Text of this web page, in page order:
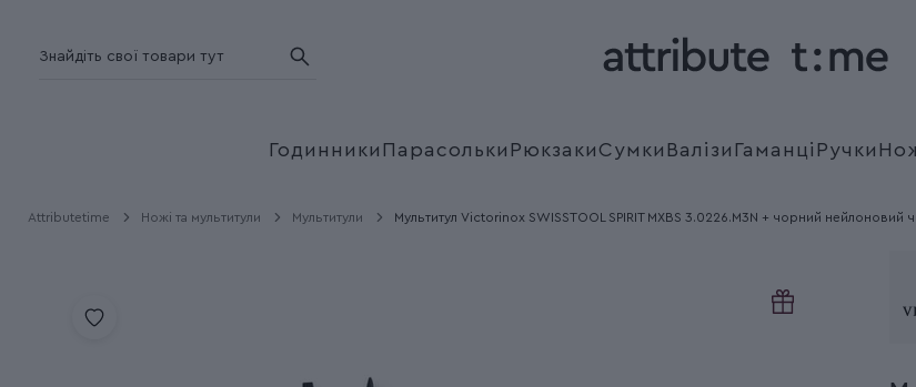
Годинники Парасольки Рюкзаки Сумки Валізи Гаманці Ручки
Attributetime Ножі та мультитули Мультитули Мультитул Victorinox SWISSTOOL SPIRIT MXBS 3.0226.M3N + чорний нейлоновий